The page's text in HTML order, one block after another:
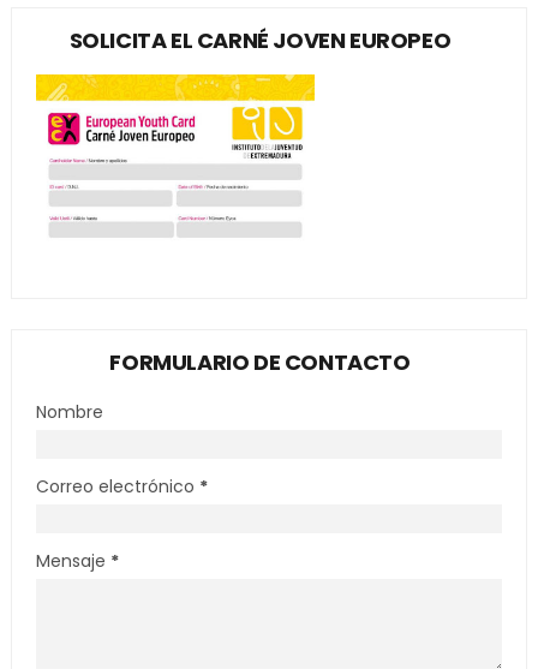
SOLICITA EL CARNÉ JOVEN EUROPEO
FORMULARIO DE CONTACTO
Nombre
Correo electrónico *
Mensaje *